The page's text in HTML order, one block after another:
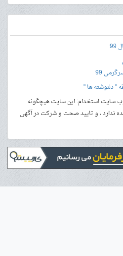
99
دلنوشته ها "
سایت استخدام: این سایت هیچگونه
ندارد ، و تایید صحت و شرکت در آگهی